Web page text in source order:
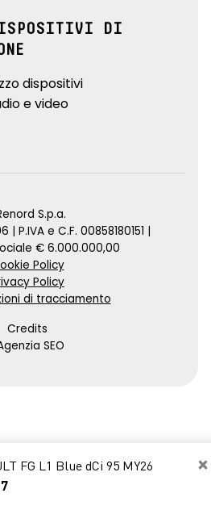
×
FG L1 Blue dCi 95 MY26
DI
dispositivi
e video
S.p.a.
| P.IVA e C.F. 00858180151 |
€ 6.000.000,00
Policy
Policy
di tracciamento
Credits
SEO